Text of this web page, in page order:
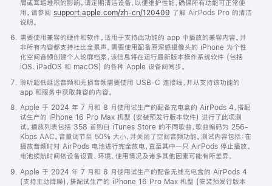
屑或耳垢堆积的影响。请定期清洁设备，以便维护性能，确保所有功能可正常使
用。请参阅 support.apple.com/zh-cn/120409 了解 AirPods Pro 的清洁
说明。
需要使用兼容的硬件和软件。适用于支持此功能的 app 中播放的兼容内容。并
非所有内容都支持杜比全景声。需要使用配备原深感摄像头的 iPhone 为个性
化空间音频创建个人轮廓档案，该信息将在运行最新版本操作系统软件 (包括
iOS、iPadOS 和 macOS) 的各种 Apple 设备间同步。
聆听超低延迟音频和无损音频需要使用 USB-C 连接线，并从支持该功能的
app 和服务中获取兼容的内容。
Apple 于 2024 年 7 月和 8 月使用试生产的配备充电盒的 AirPods 4，搭配
试生产的 iPhone 16 Pro Max 机型 (安装预发行版本软件) 进行了此项测
试。播放列表包括 358 首购自 iTunes Store 的不同歌曲，歌曲编码为 256-
Kbps AAC。音量调节至 50% 大小，并关闭了空间音频功能。测试内容包括：在
播放音频时对 AirPods 电池进行完全放电，直至其中一只 AirPods 停止播放。
电池续航时间依设备设置、环境、使用情况及诸多其他因素可能有所差异。
Apple 于 2024 年 7 月和 8 月使用试生产的配备无线充电盒的 AirPods 4
(支持主动降噪)，搭配试生产的 iPhone 16 Pro Max 机型 (安装预发行版本